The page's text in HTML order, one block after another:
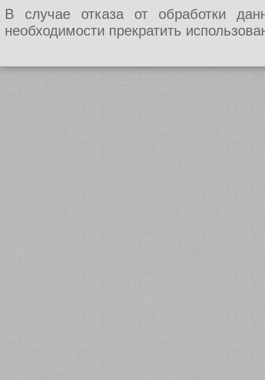
В случае отказа от обработки
необходимости прекратить